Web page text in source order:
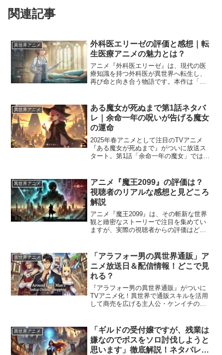
関連記事
異世界アニメ
外科医エリーゼの評価と感想｜転
生医療アニメの魅力とは？
アニメ『外科医エリーゼ』は、現代の医
療知識を持つ外科医が異世界へ転生し、
再び命と向き合う物語です。本作は「医
や人間関係の描写に共感の声が寄せられ
ています。この記事では...
異世界アニメ
ある魔女が死ぬまで第1話ネタバ
レ｜余命一年の呪いが告げる魔女
の運命
2025年春アニメとして注目のTVアニメ
『ある魔女が死ぬまで』がついに放送ス
タート。第1話「余命一年の魔女」では、
の魔女”ファウストから突然「あと一年で
死ぬ」という呪...
異世界アニメ
アニメ『魔王2099』の評価は？
視聴者のリアルな感想と見どころ
解説
アニメ『魔王2099』は、その斬新な世界
観と緻密なストーリーで注目を集めてい
ますが、実際の視聴者からの評価はどの
『魔王2099』の評価ポイントや見どころ
を解説します。サイバ...
異世界アニメ
「アラフォー男の異世界通販」ア
ニメ放送日＆配信情報！どこで見
れる？
『アラフォー男の異世界通販』がついに
TVアニメ化！異世界で通販スキルを活用
して商売を広げる主人公・ケンイチの物
の？」「配信サイトはどこ？」「無料で
視聴できる方法はある...
異世界アニメ
「ギルドの受付嬢ですが、残業は
嫌なのでボスをソロ討伐しようと
思います」徹底解説！ネタバレ注